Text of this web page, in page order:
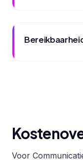
Voor